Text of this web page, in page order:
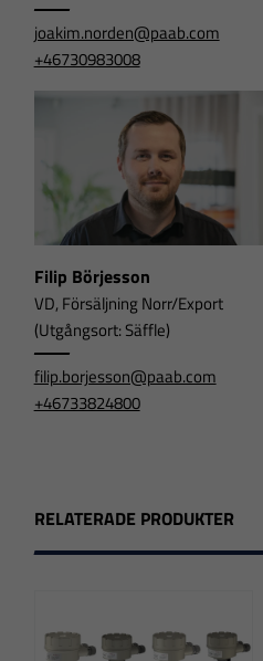
joakim.norden@paab.com
+46730983008
Filip Börjesson
VD, Försäljning Norr/Export
(Utgångsort: Säffle)
filip.borjesson@paab.com
+46733824800
RELATERADE PRODUKTER